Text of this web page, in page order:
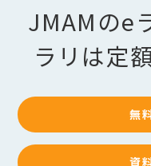
JMAMのe
ラリは定
無
資